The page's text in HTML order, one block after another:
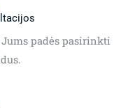
padės pasirinkti